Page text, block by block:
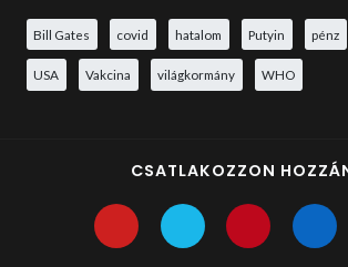
Bill Gates covid hatalom Putyin pénz
USA Vakcina világkormány WHO
CSATLAKOZZON